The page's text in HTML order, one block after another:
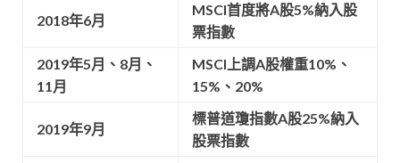
2018年6月
MSCI首度將A股5%納入股
票指數
2019年5月、8月、
11月
MSCI上調A股權重10%、
15%、20%
2019年9月
標普道瓊指數A股25%納入
股票指數